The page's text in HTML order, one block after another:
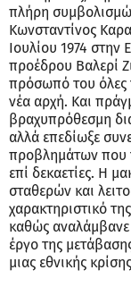
πλήρη
Κωνσταντίνος
Ιουλίου 1974
προέδρου Βαλερί
πρόσωπό του όλες
νέα αρχή. Και
βραχυπρόθεσμη
αλλά επεδίωξε
προβλημάτων που
επί δεκαετίες. Η
σταθερών και
χαρακτηριστικό
καθώς αναλάμβανε
έργο της
μιας εθνικής